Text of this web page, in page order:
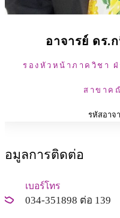
อาจารย์ ดร.
รองหัวหน้าภาควิชา
สาขาค
รหัสอาจ
อมูลการติดต่อ
เบอร์โทร
034-351898 ต่อ 139